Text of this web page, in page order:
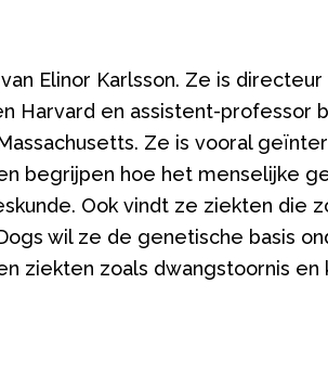
Elinor Karlsson. Ze is
Harvard en assistent-professor
Ze is vooral
begrijpen hoe het menselijke
Ook vindt ze ziekten die
wil ze de genetische basis
ziekten zoals dwangstoornis